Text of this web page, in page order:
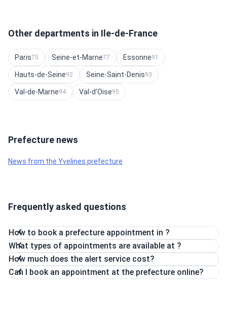
Other departments in Ile-de-France
Paris75 Seine-et-Marne77 Essonne91
Hauts-de-Seine92 Seine-Saint-Denis93
Val-de-Marne94 Val-d'Oise95
Prefecture news
News from the Yvelines prefecture
Frequently asked questions
How to book a prefecture appointment in ?
What types of appointments are available at ?
How much does the alert service cost?
Can I book an appointment at the prefecture online?